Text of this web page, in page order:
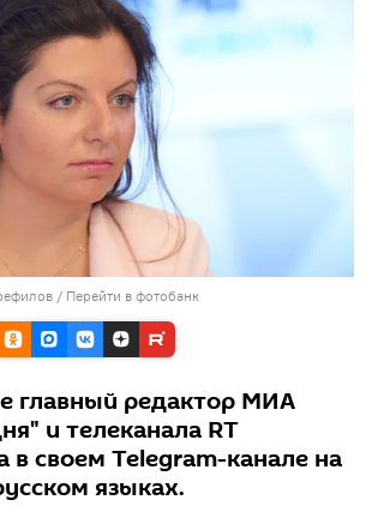
/ Перейти в фотобанк
главный редактор МИА
и телеканала RT
в своем Telegram-канале на
языках.